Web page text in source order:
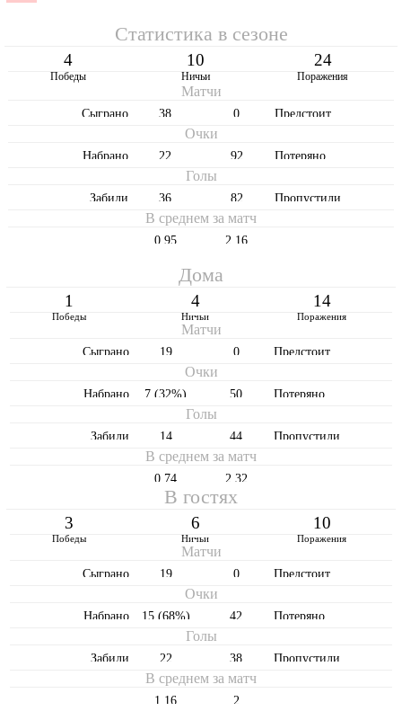
Статистика в сезоне
4 10 24
Победы Ничьи Поражения
Матчи
Cыграно 38 Предстоит
0
Очки
Набрано 22 Потеряно
92
Голы
Забили 36 Пропустили
82
В среднем за матч
0,95 2,16
Дома
1 4 14
Победы Ничьи Поражения
Матчи
Cыграно 19 Предстоит
0
Очки
Набрано 7 (32%) Потеряно
50
Голы
Забили 14 Пропустили
44
В среднем за матч
0,74 2,32
В гостях
3 6 10
Победы Ничьи Поражения
Матчи
Cыграно 19 Предстоит
0
Очки
Набрано 15 (68%) Потеряно
42
Голы
Забили 22 Пропустили
38
В среднем за матч
1,16 2